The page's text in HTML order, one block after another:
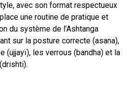
avec son format respectueux
une routine de pratique et
du système de l’Ashtanga
sur la posture correcte (asana),
(ujjayï), les verrous (bandha) et la